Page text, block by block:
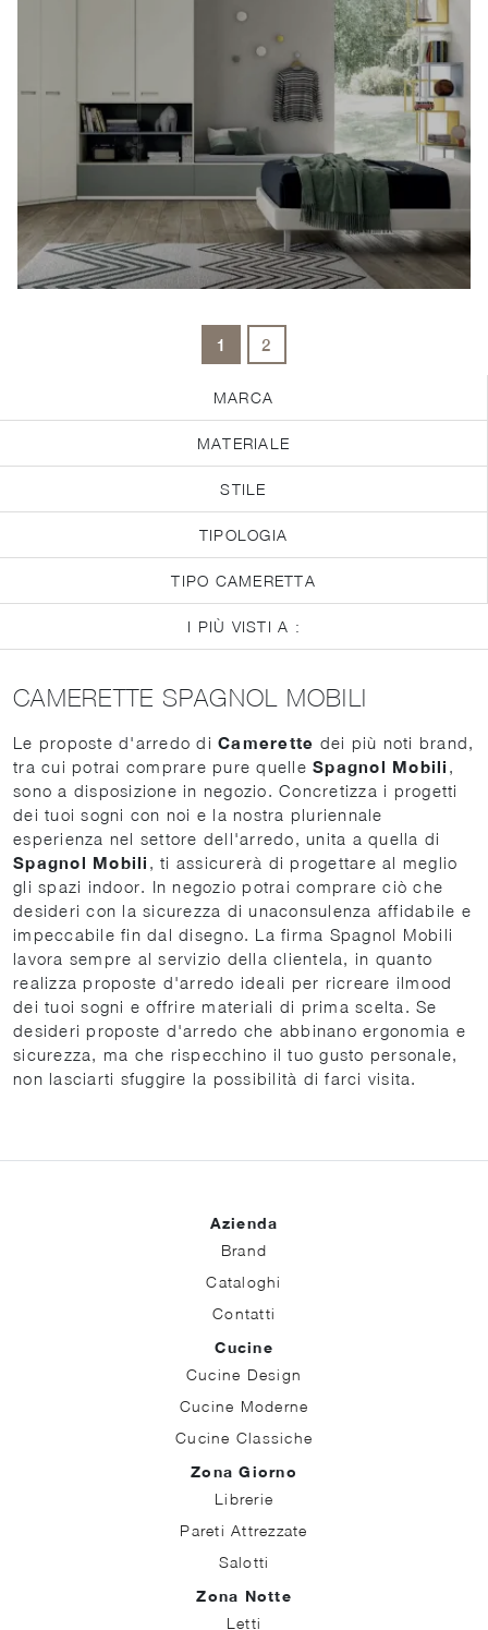
MARCA
MATERIALE
STILE
TIPOLOGIA
TIPO CAMERETTA
I PIÙ VISTI A :
1 2
CAMERETTE SPAGNOL MOBILI
Le proposte d'arredo di Camerette dei più noti brand,
tra cui potrai comprare pure quelle Spagnol Mobili ,
sono a disposizione in negozio. Concretizza i progetti
dei tuoi sogni con noi e la nostra pluriennale
esperienza nel settore dell'arredo, unita a quella di
Spagnol Mobili , ti assicurerà di progettare al meglio
gli spazi indoor. In negozio potrai comprare ciò che
desideri con la sicurezza di unaconsulenza affidabile e
impeccabile fin dal disegno. La firma Spagnol Mobili
lavora sempre al servizio della clientela, in quanto
realizza proposte d'arredo ideali per ricreare ilmood
dei tuoi sogni e offrire materiali di prima scelta. Se
desideri proposte d'arredo che abbinano ergonomia e
sicurezza, ma che rispecchino il tuo gusto personale,
non lasciarti sfuggire la possibilità di farci visita.
Azienda
Brand
Cataloghi
Contatti
Cucine
Cucine Design
Cucine Moderne
Cucine Classiche
Zona Giorno
Librerie
Pareti Attrezzate
Salotti
Zona Notte
Letti